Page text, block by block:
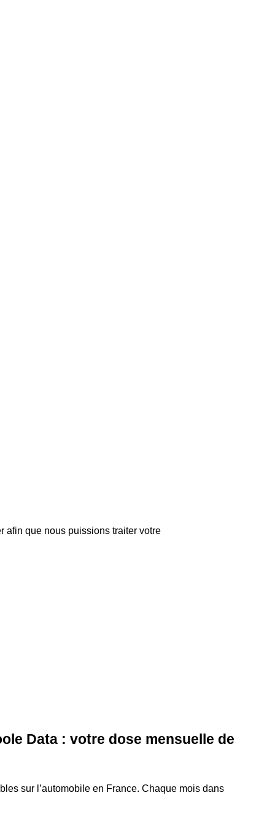
afin que nous puissions traiter votre
Data : votre dose mensuelle de
sur l’automobile en France. Chaque mois dans